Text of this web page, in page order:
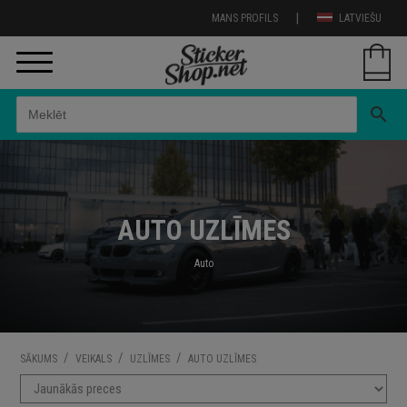
LATVIEŠU
|
MANS PROFILS
search
AUTO UZLĪMES
Auto
SĀKUMS / VEIKALS / UZLĪMES / AUTO UZLĪMES